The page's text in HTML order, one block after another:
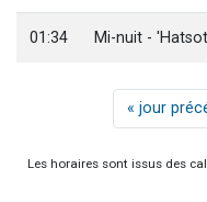
01:34 Mi-nuit -
« jour
Les horaires sont issus des